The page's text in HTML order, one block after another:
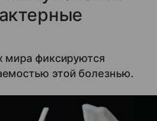
мира фиксируются
этой болезнью.